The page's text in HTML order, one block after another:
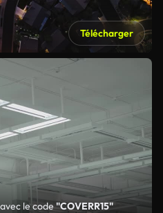
Télécharger
le code"COVERR15"